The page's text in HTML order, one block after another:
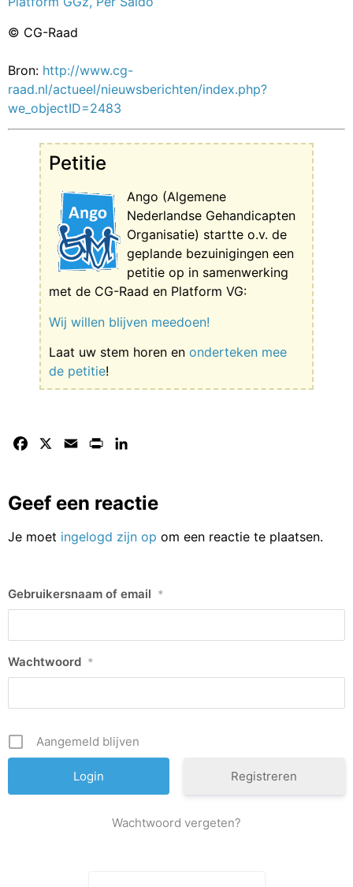
© CG-Raad
Bron: http://www.cg-
raad.nl/actueel/nieuwsberichten/index.php?
we_objectID=2483
Petitie
Ango (Algemene
Nederlandse Gehandicapten
Organisatie) startte o.v. de
geplande bezuinigingen een
petitie op in samenwerking
met de CG-Raad en Platform VG:
Wij willen blijven meedoen!
Laat uw stem horen en onderteken mee
de petitie!
Facebook Email Print
Geef een reactie
Je moet ingelogd zijn op om een reactie te plaatsen.
Gebruikersnaam of email *
Wachtwoord *
Aangemeld blijven
Registreren
Wachtwoord vergeten?